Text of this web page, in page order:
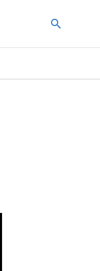
Zoeken